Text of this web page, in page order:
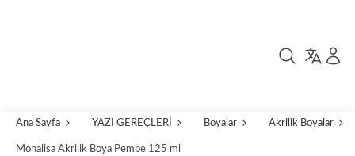
Ana Sayfa YAZI GEREÇLERİ Boyalar Akrilik Boyalar
Monalisa Akrilik Boya Pembe 125 ml